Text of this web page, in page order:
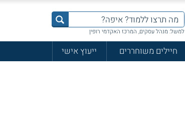
למשל: מנהל עסקים, המרכז האקדמי רופין
חיילים משוחררים
ייעוץ אישי